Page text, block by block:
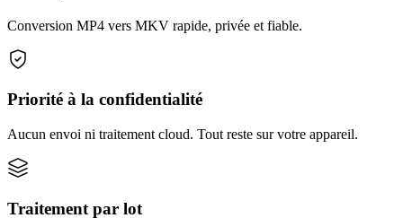
Conversion MP4 vers MKV rapide, privée et fiable.
Priorité à la confidentialité
Aucun envoi ni traitement cloud. Tout reste sur votre appareil.
Traitement par lot